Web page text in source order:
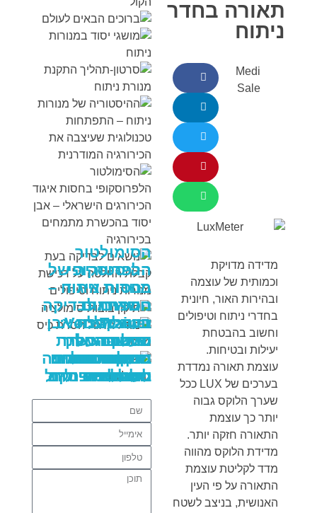
תאורה בחדר
ניתוח
Medi
Sale
מדידה מדויקת
וכמותית של עוצמה
ובהירות האור, חיונית
בחדרי ניתוח וטיפולים
וחשוב בהבטחת
יעילות ובטיחות.
עוצמת תאורה נמדדת
בערכים של LUX ככל
שערך הלוקס גבוה
יותר כך עוצמת
התאורה חזקה יותר.
מדידת הלוקס מהווה
מדד לקליטת עוצמת
התאורה על פי העין
האנושית, בניצב לשטח
VocaTrainer:
הכשרה
במיקרוכירורגיה
של מיתרי הקול
ברוכים הבאים
לעולם
מושגי יסוד
במנורות ניתוח
סרטון-תהליך
התקנת מנורת
ניתוח
ההיסטוריה של
מנורות ניתוח –
התפתחות
טכנולוגית
שעיצבה את
הכירורגיה
המודרנית
הסימולטור
הלפרוסקופי
בחסות איגוד
הכירורגים
הישראלי – אבן
יסוד בהכשרת
מתמחים
בכירורגיה
נושאים לבדיקה
בעת קבלת
החלטה על
רכישת מנורות
ניתוח וטיפולים
תיקון בובות
סימולציה
מודל תרגול
הסרת כיס מרה
שמיכות חימום
חשמליות